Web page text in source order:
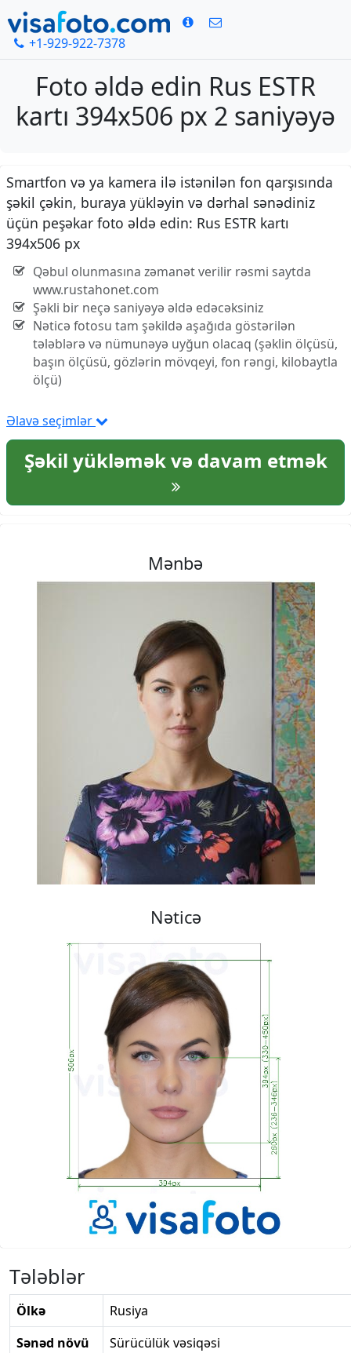
+1-929-922-7378
Foto əldə edin Rus ESTR
kartı 394x506 px 2 saniyəyə
Smartfon və ya kamera ilə istənilən fon qarşısında
şəkil çəkin, buraya yükləyin və dərhal sənədiniz
üçün peşəkar foto əldə edin: Rus ESTR kartı
394x506 px
Qəbul olunmasına zəmanət verilir rəsmi saytda
www.rustahonet.com
Şəkli bir neçə saniyəyə əldə edəcəksiniz
Nəticə fotosu tam şəkildə aşağıda göstərilən
tələblərə və nümunəyə uyğun olacaq (şəklin ölçüsü,
başın ölçüsü, gözlərin mövqeyi, fon rəngi, kilobaytla
ölçü)
Əlavə seçimlər
Şəkil yükləmək və davam etmək
Mənbə
Nəticə
Tələblər
Ölkə
Rusiya
Sənəd növü
Sürücülük vəsiqəsi